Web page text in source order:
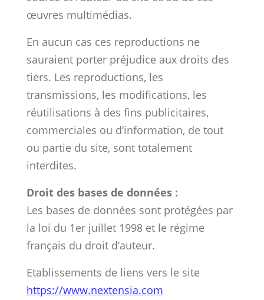
œuvres multimédias.
En aucun cas ces reproductions ne
sauraient porter préjudice aux droits des
tiers. Les reproductions, les
transmissions, les modifications, les
réutilisations à des fins publicitaires,
commerciales ou d’information, de tout
ou partie du site, sont totalement
interdites.
Droit des bases de données :
Les bases de données sont protégées par
la loi du 1er juillet 1998 et le régime
français du droit d’auteur.
Etablissements de liens vers le site
https://www.nextensia.com